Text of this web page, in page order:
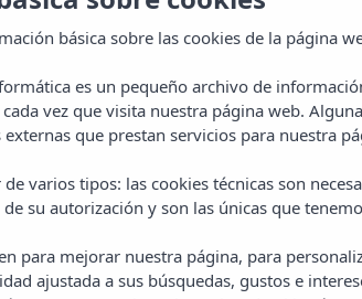
iglesia
de San
es conocida por
consideran la puesta
básica sobre las cookies de la página
es un pequeño archivo de
vez que visita nuestra página web.
externas que prestan servicios para nuestra
de varios tipos: las cookies técnicas son
su autorización y son las únicas que
para mejorar nuestra página, para
ajustada a sus búsquedas, gustos e